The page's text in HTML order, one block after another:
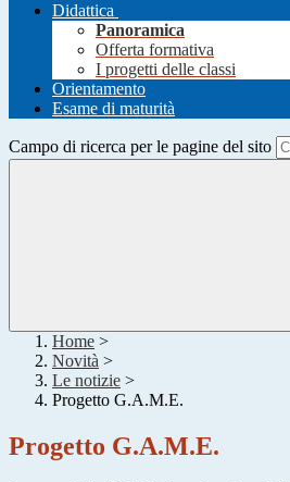
Didattica
Panoramica
Offerta formativa
I progetti delle classi
Orientamento
Esame di maturità
Campo di ricerca per le pagine del sito
Home >
Novità >
Le notizie >
Progetto G.A.M.E.
Progetto G.A.M.E.